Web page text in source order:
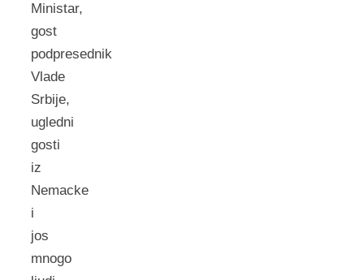
Ministar,
gost
podpresednik
Vlade
Srbije,
ugledni
gosti
iz
Nemacke
i
jos
mnogo